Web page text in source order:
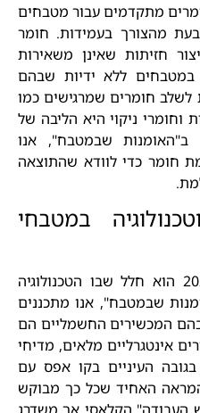
מתקדמים עבור מטבחים
מהצורך בעמידות. חומר
חזיתות שאינן משאירות
במטבחים ללא ידיות שבהם
לשלב חומרים שמרגישים כמו
וחומרי ניקוי היא הליבה של
ב"האומנות שבמטבח", אנו
חומר כדי לוודא שהתוצאה
במטבחי
המטבח המודרני של שנת 2026 הוא חלל שבו הטכנולוגיה
שבמטבח", אנו מתכננים
המכשירים החשמליים הם
אינטגרליים מלאים, מדיחי
בגובה העיניים בקו אפס עם
האחיד שכל כך מבוקש